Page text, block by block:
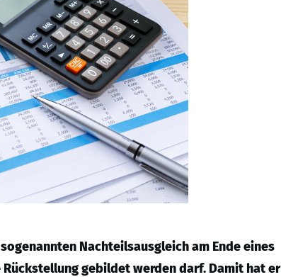
Nachteilsausgleich am Ende eines
gebildet werden darf. Damit hat er